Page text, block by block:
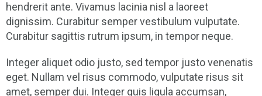
hendrerit ante. Vivamus lacinia nisl a laoreet
dignissim. Curabitur semper vestibulum vulputate.
Curabitur sagittis rutrum ipsum, in tempor neque.
Integer aliquet odio justo, sed tempor justo venenatis
eget. Nullam vel risus commodo, vulputate risus sit
amet, semper dui. Integer quis ligula accumsan,